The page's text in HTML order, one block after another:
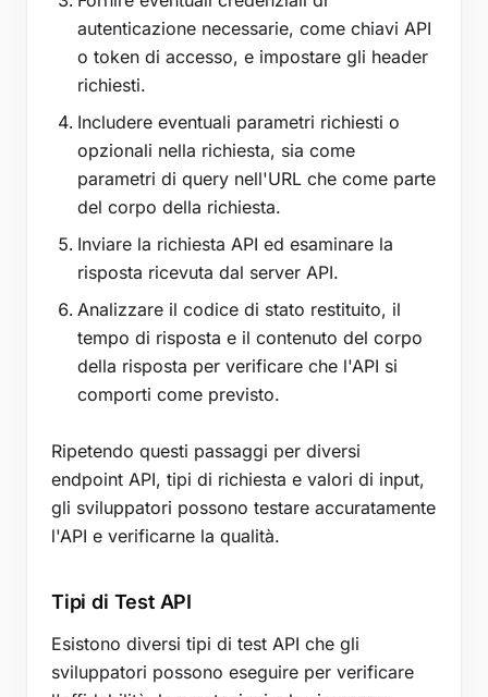
autenticazione necessarie, come chiavi API
o token di accesso, e impostare gli header
richiesti.
Includere eventuali parametri richiesti o
opzionali nella richiesta, sia come
parametri di query nell'URL che come parte
del corpo della richiesta.
Inviare la richiesta API ed esaminare la
risposta ricevuta dal server API.
Analizzare il codice di stato restituito, il
tempo di risposta e il contenuto del corpo
della risposta per verificare che l'API si
comporti come previsto.
Ripetendo questi passaggi per diversi
endpoint API, tipi di richiesta e valori di input,
gli sviluppatori possono testare accuratamente
l'API e verificarne la qualità.
Tipi di Test API
Esistono diversi tipi di test API che gli
sviluppatori possono eseguire per verificare